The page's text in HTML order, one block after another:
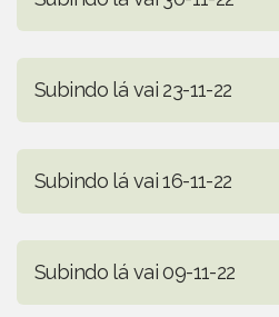
Subindo lá vai 23-11-22
Subindo lá vai 16-11-22
Subindo lá vai 09-11-22